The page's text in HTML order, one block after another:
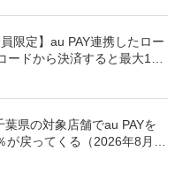
限定】au PAY連携したロー
ードから決済すると最大100
葉県の対象店舗でau PAYを
戻ってくる（2026年8月7